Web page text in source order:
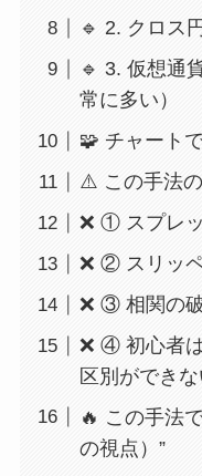
🔹 2. クロス
🔹 3. 仮想通
常に多い）
🧩 チャート
⚠️ この手法
❌ ① スプレ
❌ ② スリッ
❌ ③ 相関の
❌ ④ 初心者
区別ができ
🔥 この手法
の視点）”